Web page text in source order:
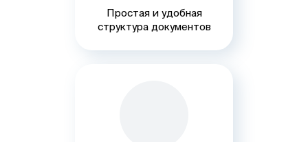
Простая и удобная
структура документов